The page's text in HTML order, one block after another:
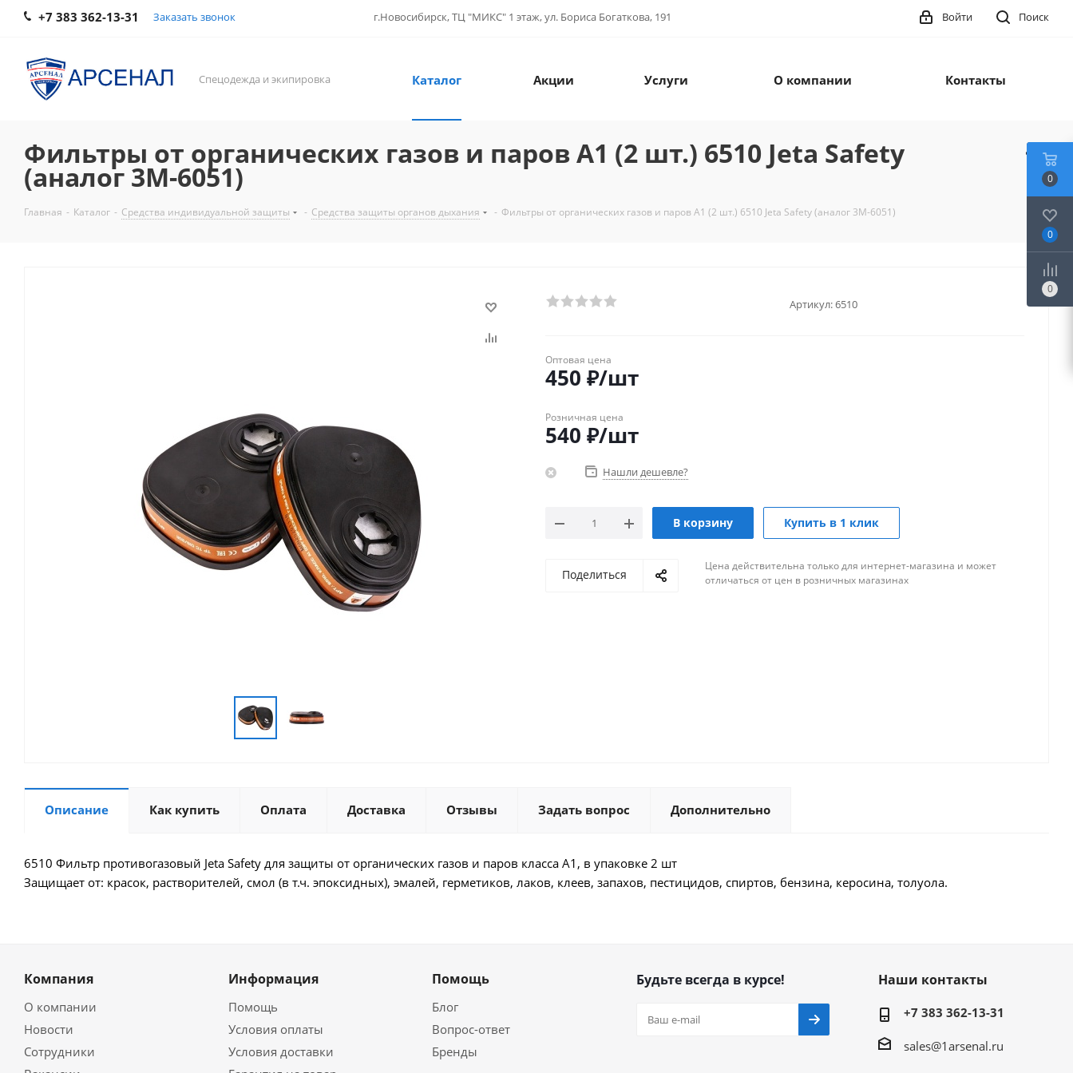
+7 383 362-13-31 Заказать звонок г.Новосибирск, ТЦ "МИКС" 1 этаж, ул. Бориса Богаткова, 191 Поиск
Войти
Спецодежда и экипировка Каталог Акции Услуги О компании Контакты
Фильтры от органических газов и паров A1 (2 шт.) 6510 Jeta Safety
(аналог 3М-6051)
Главная - Каталог - Средства индивидуальной защиты - Средства защиты органов дыхания - Фильтры от органических газов и паров A1 (2 шт.) 6510 Jeta Safety (аналог 3М-6051)
Артикул:6510
Оптовая цена
450 ₽/шт
Розничная цена
540 ₽/шт
Нашли дешевле?
В корзину Купить в 1 клик
Поделиться
Цена действительна только для интернет-магазина и может
отличаться от цен в розничных магазинах
Описание Как купить Оплата Доставка Отзывы Задать вопрос Дополнительно
6510 Фильтр противогазовый Jeta Safety для защиты от органических газов и паров класса А1, в упаковке 2 шт
Защищает от: красок, растворителей, смол (в т.ч. эпоксидных), эмалей, герметиков, лаков, клеев, запахов, пестицидов, спиртов, бензина, керосина, толуола.
Компания
О компании
Новости
Сотрудники
Информация
Помощь
Условия оплаты
Условия доставки
Помощь
Блог
Вопрос-ответ
Бренды
Будьте всегда в курсе! Наши контакты
+7 383 362-13-31
sales@1arsenal.ru
0
0
0